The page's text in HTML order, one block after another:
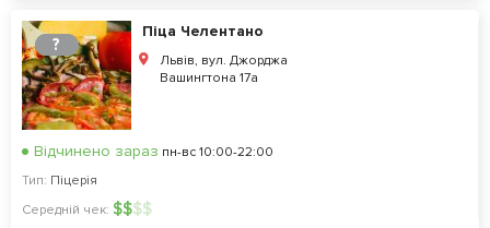
?
Піца Челентано
Львів, вул. Джорджа
Вашингтона 17а
Відчинено зараз пн-вс 10:00-22:00
Тип: Піцерія
Середній чек: $$$$